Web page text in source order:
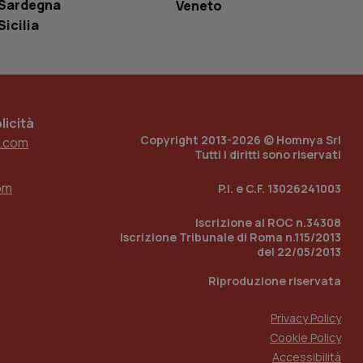
Veneto
Copyright 2013-2026 © Homnya Srl
Tutti i diritti sono riservati
P.I. e C.F. 13026241003
Iscrizione al ROC n.34308
Iscrizione Tribunale di Roma n.115/2013
del 22/05/2013
Riproduzione riservata
Privacy Policy
Cookie Policy
Accessibilità
di accesso per
traccia
del sito web sta